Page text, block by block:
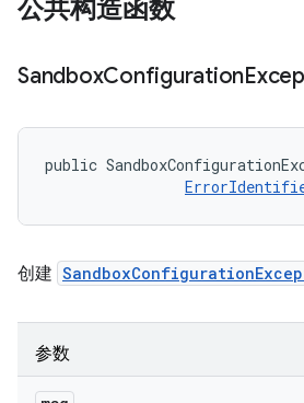
公共构造函数
SandboxConfiguration
public
创建
参数